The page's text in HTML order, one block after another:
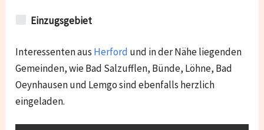
Einzugsgebiet
Interessenten aus Herford und in der Nähe liegenden
Gemeinden, wieBad Salzufflen, Bünde, Löhne, Bad
Oeynhausen und Lemgosind ebenfalls herzlich
eingeladen.